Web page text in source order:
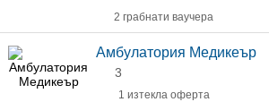
2 грабнати ваучера
Амбулатория Медикеър
3
1 изтекла оферта